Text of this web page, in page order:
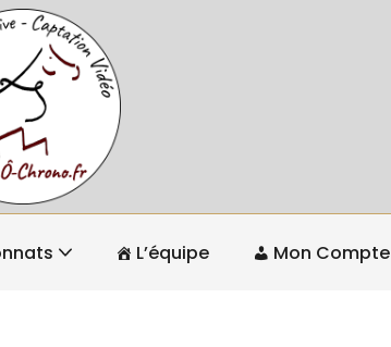
L’équipe Mon Compte